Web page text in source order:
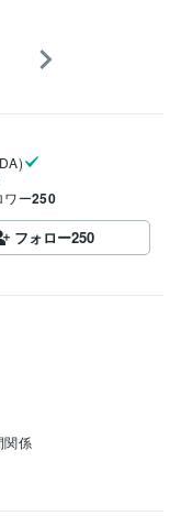
ワー250
フォロー250
関係